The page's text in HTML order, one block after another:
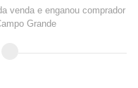
venda e enganou comprador
Grande